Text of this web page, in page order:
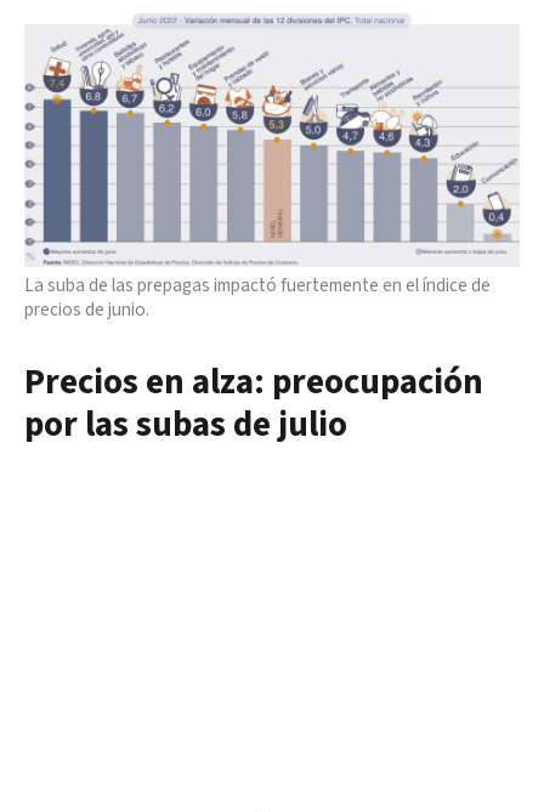
La suba de las prepagas impactó fuertemente en el índice de
precios de junio.
Precios en alza: preocupación
por las subas de julio